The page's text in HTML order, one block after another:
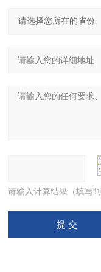
请输入计算结果（填写